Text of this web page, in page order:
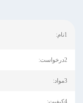
1نام:
2درخواست:
3مواد:
4کیفیت: